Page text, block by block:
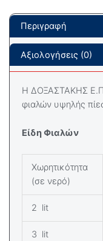
Περιγραφή
Αξιολογήσεις (0)
Η ΔΟΞΑΣΤΑΚΗΣ
φιαλών υψηλής
Είδη Φιαλών
Χωρητικότητα
(σε νερό)
2 lit
3 lit